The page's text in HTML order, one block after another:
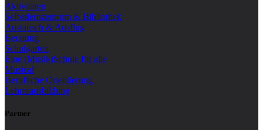
Aktivitäten
Selbstlernzentrum & Bibliothek
Austausch & Ausflug
Beratung
Schulgarten
Eine (Musik)Schule für alle
Musical
Berufliche Orientierung
Lehrerausbildung
Partner